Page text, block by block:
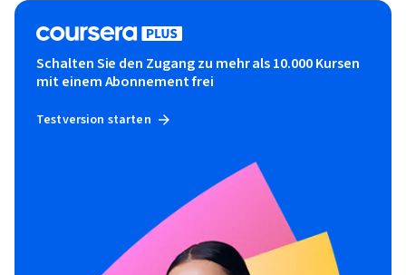
Schalten Sie den Zugang zu mehr als 10.000 Kursen
mit einem Abonnement frei
Testversion starten